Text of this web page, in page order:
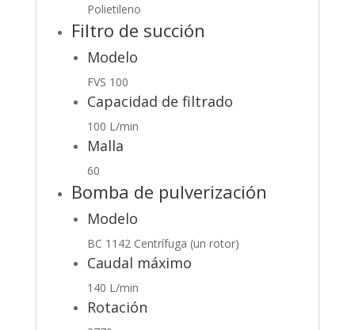
Polietileno
Filtro de succión
Modelo
FVS 100
Capacidad de filtrado
100 L/min
Malla
60
Bomba de pulverización
Modelo
BC 1142 Centrífuga (un rotor)
Caudal máximo
140 L/min
Rotación